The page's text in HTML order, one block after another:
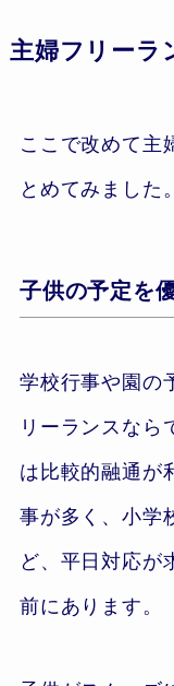
主婦フリーラ
ここで改めて主
とめてみました。
子供の予定を
学校行事や園の
リーランスなら
は比較的融通が
事が多く、小学
ど、平日対応が
前にあります。